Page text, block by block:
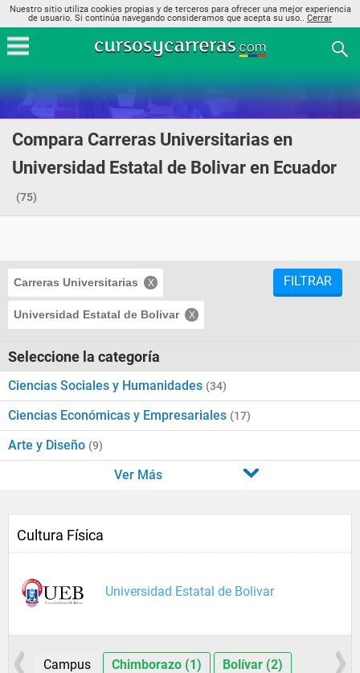
Nuestro sitio utiliza cookies propias y de terceros para ofrecer una mejor experiencia
de usuario. Si continúa navegando consideramos que acepta su uso.. Cerrar
Compara Carreras Universitarias en
Universidad Estatal de Bolivar en Ecuador
(75)
Carreras Universitarias
Universidad Estatal de Bolivar
FILTRAR
Seleccione la categoría
Ciencias Sociales y Humanidades (34)
Ciencias Económicas y Empresariales (17)
Arte y Diseño (9)
Ver Más
Cultura Física
Universidad Estatal de Bolivar
Campus Chimborazo (1) Bolívar (2)